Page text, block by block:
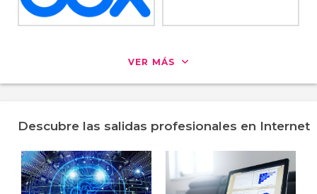
VER MÁS
Descubre las salidas profesionales en Internet